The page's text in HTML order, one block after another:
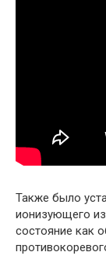
Также было
ионизующего
состояние как